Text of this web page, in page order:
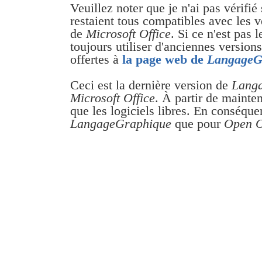
Veuillez noter que je n'ai pas vérifié
restaient tous compatibles avec les
de Microsoft Office. Si ce n'est pas
toujours utiliser d'anciennes
offertes à la page web de
Ceci est la dernière version de
Microsoft Office. À partir de
que les logiciels libres. En
LangageGraphique que pour Open